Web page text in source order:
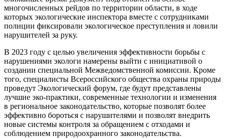
многочисленных рейдов по территории области, в ходе
которых экологические инспектора вместе с сотрудниками
полиции фиксировали экологическое преступления и ловили
нарушителей за руку.
В 2023 году с целью увеличения эффективности борьбы с
нарушениями экологи намерены выйти с инициативой о
создании специальной Межведомственной комиссии. Кроме
того, специалисты Всероссийского общества охраны природы
проведут Экологический форум, где будут представлены
лучшие эко-практики, современные технологии и изменения
в региональное законодательство, которые позволят более
эффективно бороться с нарушителями и позволят внедрить
новые системы контроля за обращением с отходами и
соблюдением природоохранного законодательства.